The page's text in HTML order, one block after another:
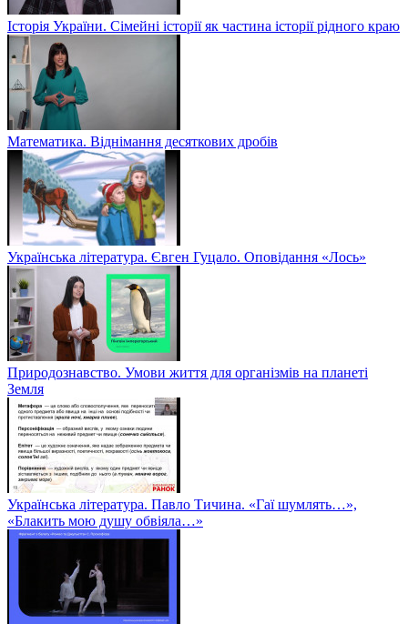
Історія України. Сімейні історії як частина історії рідного краю
Математика. Віднімання десяткових дробів
Українська література. Євген Гуцало. Оповідання «Лось»
Природознавство. Умови життя для організмів на планеті
Земля
Українська література. Павло Тичина. «Гаї шумлять…»,
«Блакить мою душу обвіяла…»